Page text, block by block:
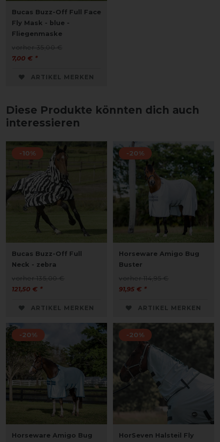
Bucas Buzz-Off Full Face
Fly Mask - blue -
Fliegenmaske
vorher 35,00 €
7,00 € *
ARTIKEL MERKEN
Diese Produkte könnten dich auch
interessieren
-10%
Bucas Buzz-Off Full
Neck - zebra
vorher 135,00 €
121,50 € *
ARTIKEL MERKEN
-20%
Horseware Amigo Bug
Buster
vorher 114,95 €
91,95 € *
ARTIKEL MERKEN
-20%
Horseware Amigo Bug
-20%
HorSeven Halsteil Fly